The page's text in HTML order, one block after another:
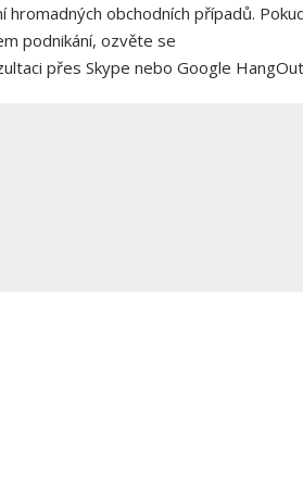
obchodních případů.
podnikání, ozvěte se
přes Skype nebo Google